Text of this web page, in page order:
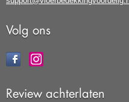
Volg ons
Review achterlaten